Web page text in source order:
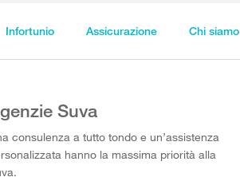
Infortunio Assicurazione Chi siamo
Suva
consulenza a tutto tondo e un’assistenza
hanno la massima priorità alla